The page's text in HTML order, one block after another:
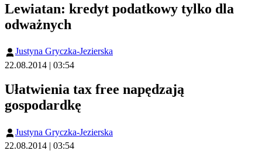
Lewiatan: kredyt podatkowy tylko dla
odważnych
Justyna Gryczka-Jezierska
22.08.2014 | 03:54
Ułatwienia tax free napędzają
gospodardkę
Justyna Gryczka-Jezierska
22.08.2014 | 03:54